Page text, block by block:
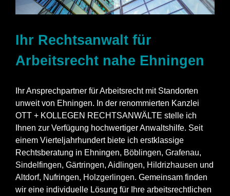
Ihr Rechtsanwalt für
Arbeitsrecht nahe Ehningen
Ihr Ansprechpartner für Arbeitsrecht mit Standorten
unweit von Ehningen. In der renommierten Kanzlei
OTT + KOLLEGEN RECHTSANWÄLTE stelle ich
Ihnen zur Verfügung hochwertiger Anwaltshilfe. Seit
einem Vierteljahrhundert biete ich erstklassige
Rechtsberatung in Ehningen, Böblingen, Grafenau,
Sindelfingen, Gärtringen, Aidlingen, Hildrizhausen und
Altdorf, Nufringen, Holzgerlingen. Gemeinsam finden
wir eine individuelle Lösung für Ihre arbeitsrechtlichen